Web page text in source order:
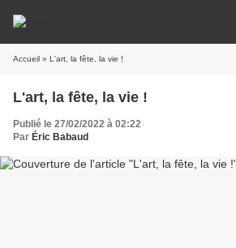
Accueil » L'art, la fête, la vie !
L'art, la fête, la vie !
Publié le 27/02/2022 à 02:22
Par Éric Babaud